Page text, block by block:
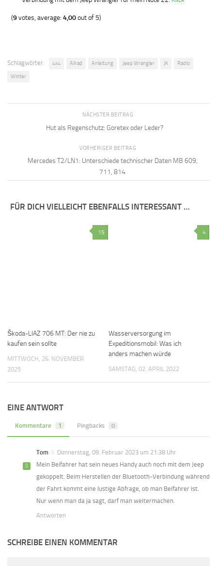
(9votes, average: 4,00out of 5)
Schlagwörter: 4x4 Allrad Anleitung Jeep Wrangler JK Radio
Winter
NÄCHSTER BEITRAG
Hut als Regenschutz: Goretex oder Leder?
VORHERIGER BEITRAG
Mercedes T2/LN1: Unterschiede technischer Daten MB 609,
711, 814
FÜR DICH VIELLEICHT EBENFALLS INTERESSANT …
15
Škoda-LIAZ 706 MT: Der nie zu
kaufen sein sollte
MITTWOCH, 26. NOVEMBER
2025
4
Wasserversorgung im
Expeditionsmobil: Was ich
anders machen würde
SAMSTAG, 02. APRIL 2022
EINE ANTWORT
Kommentare 1 Pingbacks 0
Tom
Donnerstag, 09. Februar 2023 um 21:38 Uhr
Mein Beifahrer hat sein neues Handy auch noch mit dem Jeep
gekoppelt. Beim Herstellen der Bluetooth-Verbindung während
der Fahrt kommt eine lustige Abfrage, ob man Beifahrer ist.
Nur wenn man da ja sagt, darf man weitermachen.
Antworten
SCHREIBE EINEN KOMMENTAR